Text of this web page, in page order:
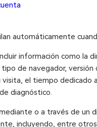
automáticamente
información como la
de navegador,
el tiempo dedicado
diagnóstico.
o a través de un
incluyendo, entre